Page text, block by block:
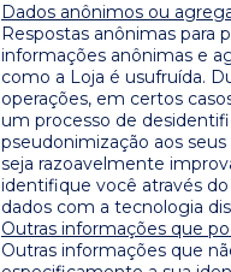
Dados anônimos ou
Respostas anônimas para
informações anônimas e
como a Loja é usufruída.
operações, em certos
um processo de
pseudonimização aos seus
seja razoavelmente
identifique você através
dados com a tecnologia
Outras informações que
Outras informações que